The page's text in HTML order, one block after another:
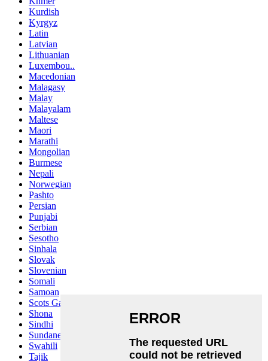
Kurdish
Kyrgyz
Latin
Latvian
Lithuanian
Luxembou..
Macedonian
Malagasy
Malay
Malayalam
Maltese
Maori
Marathi
Mongolian
Burmese
Nepali
Norwegian
Pashto
Persian
Punjabi
Serbian
Sesotho
Sinhala
Slovak
Slovenian
Somali
Samoan
Scots Gaelic
Shona
Sindhi
Sundanese
Swahili
Tajik